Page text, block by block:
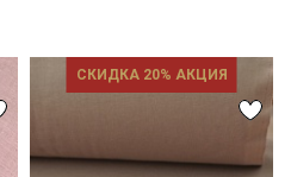
от оригинального
настроек вашего монитора и в
СКИДКА 20% АКЦИЯ